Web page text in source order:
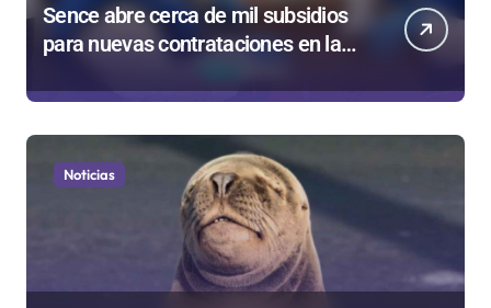
Sence abre cerca de mil subsidios
para nuevas contrataciones en la
Noticias